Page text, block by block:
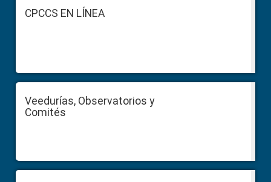
FooterCPCCS EN LÍNEA
Veedurías, Observatorios y
Comités